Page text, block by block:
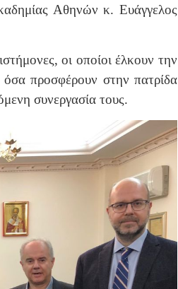
Αθηνών κ. Ευάγγελος
οι οποίοι έλκουν την
προσφέρουν στην πατρίδα
συνεργασία τους.